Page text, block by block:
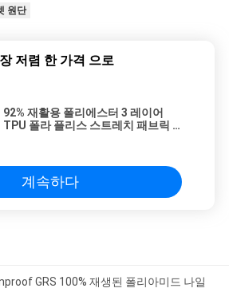
원단
저렴 한 가격 으로
92% 재활용 폴리에스터 3 레이어
TPU 폴라 플리스 스트레치 패브릭 소
계속하다
GRS 100% 재생된 폴리아미드 나일